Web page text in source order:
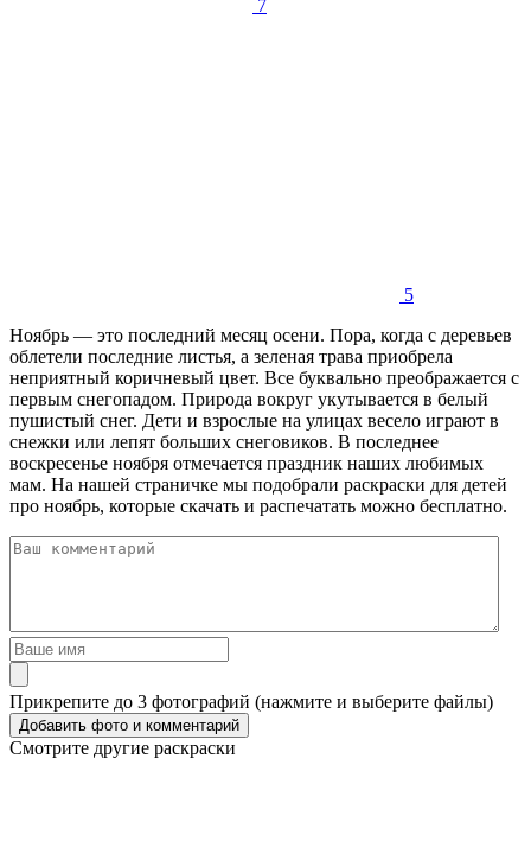
7
5
Ноябрь — это последний месяц осени. Пора, когда с деревьев
облетели последние листья, а зеленая трава приобрела
неприятный коричневый цвет. Все буквально преображается с
первым снегопадом. Природа вокруг укутывается в белый
пушистый снег. Дети и взрослые на улицах весело играют в
снежки или лепят больших снеговиков. В последнее
воскресенье ноября отмечается праздник наших любимых
мам. На нашей страничке мы подобрали раскраски для детей
про ноябрь, которые скачать и распечатать можно бесплатно.
Прикрепите до 3 фотографий (нажмите и выберите файлы)
Смотрите другие раскраски